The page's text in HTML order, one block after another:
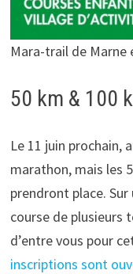
Mara-trail de Marne
50 km & 100
Le 11 juin prochain,
marathon, mais les
prendront place. Sur
course de plusieurs
d’entre vous pour
inscriptions sont